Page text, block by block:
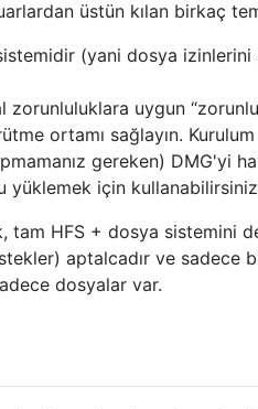
üstün kılan birkaç
(yani dosya izinlerini
zorunluluklara uygun
ortamı sağlayın.
gereken) DMG'yi
yüklemek için kullanabilirsiniz
tam HFS + dosya sistemini
aptalcadır ve sadece
dosyalar var.